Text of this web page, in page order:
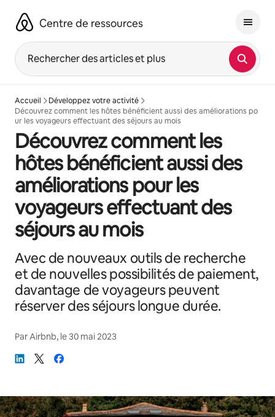
directement
contenu
Centre de ressources
Rechercher des articles et plus
Accueil
Développez votre activité
Découvrez comment les hôtes bénéficient aussi des améliorations po
ur les voyageurs effectuant des séjours au mois
Découvrez comment les
hôtes bénéficient aussi des
améliorations pour les
voyageurs effectuant des
séjours au mois
Avec de nouveaux outils de recherche
et de nouvelles possibilités de paiement,
davantage de voyageurs peuvent
réserver des séjours longue durée.
ParAirbnb, le30 mai 2023